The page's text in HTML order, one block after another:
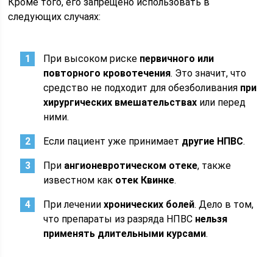
следующих случаях:
При высоком риске первичного или
повторного кровотечения. Это значит, что
средство не подходит для обезболивания при
хирургических вмешательствах или перед
ними.
Если пациент уже принимает другие НПВС.
При ангионевротическом отеке, также
известном как отек Квинке.
При лечениихронических болей. Дело в том,
что препараты из разряда НПВС нельзя
применять длительными курсами.